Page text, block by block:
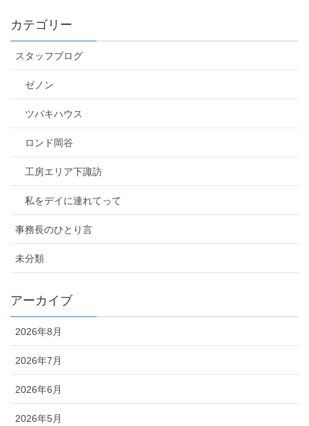
カテゴリー
スタッフブログ
ゼノン
ツバキハウス
ロンド岡谷
工房エリア下諏訪
私をデイに連れてって
事務長のひとり言
未分類
アーカイブ
2026年8月
2026年7月
2026年6月
2026年5月